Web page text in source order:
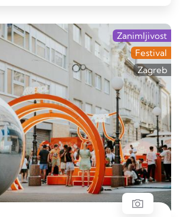
Zanimljivost
Festival
Zagreb